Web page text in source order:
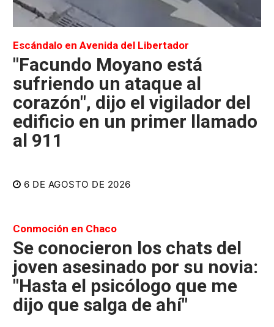
Escándalo en Avenida del Libertador
"Facundo Moyano está
sufriendo un ataque al
corazón", dijo el vigilador del
edificio en un primer llamado
al 911
6 DE AGOSTO DE 2026
Conmoción en Chaco
Se conocieron los chats del
joven asesinado por su novia:
"Hasta el psicólogo que me
dijo que salga de ahí"